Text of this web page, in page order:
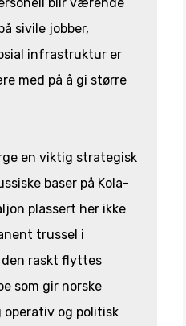
sivile jobber,
infrastruktur er
med på å gi større
en viktig strategisk
baser på Kola-
plassert her ikke
trussel i
raskt flyttes
som gir norske
og politisk